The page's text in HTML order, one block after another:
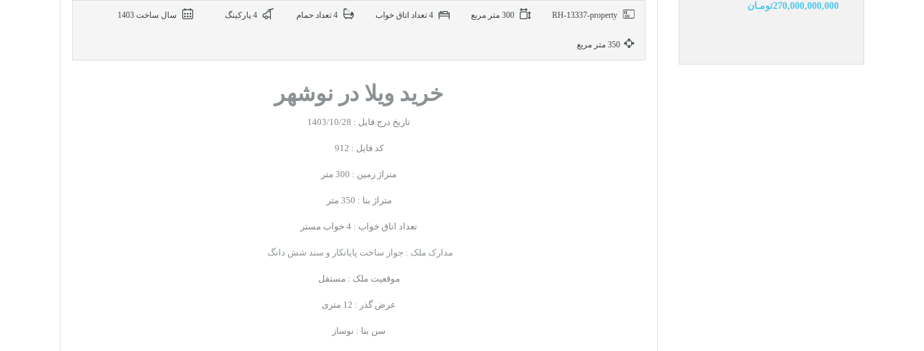
سال ساخت 1403
350 متر مربع
خرید ویلا در نوشهر
تاریخ درج فایل : 1403/10/28
کد فایل : 912
متراژ زمین : 300 متر
متراژ بنا : 350 متر
تعداد اتاق خواب : 4 خواب مستر
مدارک ملک : جواز ساخت پایانکار و سند شش دانگ
موقعیت ملک : مستقل
عرض گذر : 12 متری
سن بنا : نوساز
270,000,000,000تومـان